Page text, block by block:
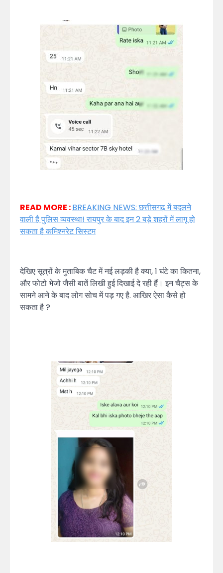
READ MORE :BREAKING NEWS: छत्तीसगढ़ में बदलने
वाली है पुलिस व्यवस्था! रायपुर के बाद इन 2 बड़े शहरों में लागू हो
सकता है कमिश्नरेट सिस्टम
देखिए सूत्रों के मुताबिक चैट में नई लड़की है क्या, 1 घंटे का कितना,
और फोटो भेजो जैसी बातें लिखी हुई दिखाई दे रही हैं। इन चैट्स के
सामने आने के बाद लोग सोच में पड़ गए है. आखिर ऐसा कैसे हो
सकता है ?